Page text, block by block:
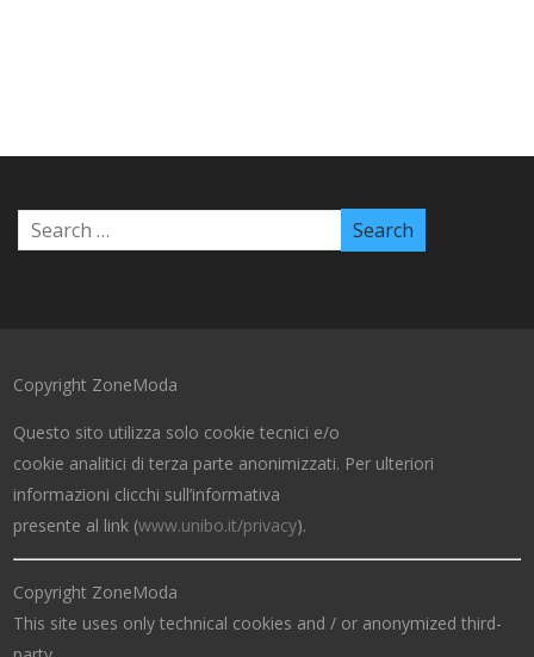
Copyright ZoneModa
Questo sito utilizza solo cookie tecnici e/o
cookie analitici di terza parte anonimizzati. Per ulteriori
informazioni clicchi sull’informativa
presente al link (www.unibo.it/privacy).
Copyright ZoneModa
This site uses only technical cookies and / or anonymized third-